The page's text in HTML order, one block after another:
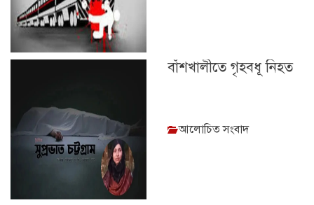
বাঁশখালীতে গৃহবধূ নিহত
আলোচিত সংবাদ